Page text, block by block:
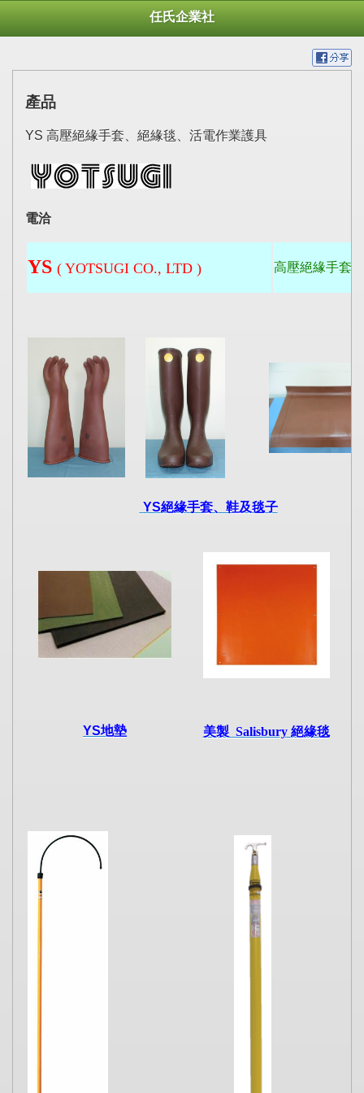
任氏企業社
產品
YS 高壓絕緣手套、絕緣毯、活電作業護具
電洽
YS ( YOTSUGI CO., LTD ) 高壓絕緣手套
YS絕緣手套、鞋及毯子
YS地墊 美製 Salisbury 絕緣毯